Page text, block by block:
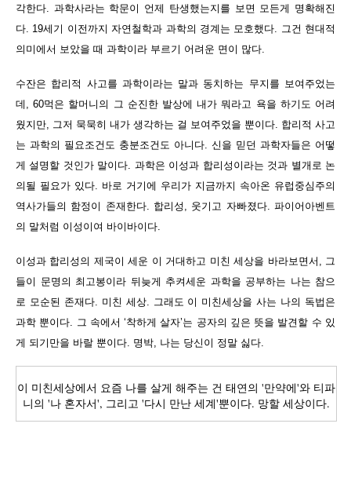
각한다. 과학사라는 학문이 언제 탄생했는지를 보면 모든게 명확해진
다. 19세기 이전까지 자연철학과 과학의 경계는 모호했다. 그건 현대적
의미에서 보았을 때 과학이라 부르기 어려운 면이 많다.
수잔은 합리적 사고를 과학이라는 말과 동치하는 무지를 보여주었는
데, 60먹은 할머니의 그 순진한 발상에 내가 뭐라고 욕을 하기도 어려
웠지만, 그저 묵묵히 내가 생각하는 걸 보여주었을 뿐이다. 합리적 사고
는 과학의 필요조건도 충분조건도 아니다. 신을 믿던 과학자들은 어떻
게 설명할 것인가 말이다. 과학은 이성과 합리성이라는 것과 별개로 논
의될 필요가 있다. 바로 거기에 우리가 지금까지 속아온 유럽중심주의
역사가들의 함정이 존재한다. 합리성, 웃기고 자빠졌다. 파이어아벤트
의 말처럼 이성이여 바이바이다.
이성과 합리성의 제국이 세운 이 거대하고 미친 세상을 바라보면서, 그
들이 문명의 최고봉이라 뒤늦게 추켜세운 과학을 공부하는 나는 참으
로 모순된 존재다. 미친 세상. 그래도 이 미친세상을 사는 나의 독법은
과학 뿐이다. 그 속에서 ‘착하게 살자’는 공자의 깊은 뜻을 발견할 수 있
게 되기만을 바랄 뿐이다. 명박, 나는 당신이 정말 싫다.
이 미친세상에서 요즘 나를 살게 해주는 건 태연의 '만약에'와 티파
니의 '나 혼자서', 그리고 '다시 만난 세계'뿐이다. 망할 세상이다.